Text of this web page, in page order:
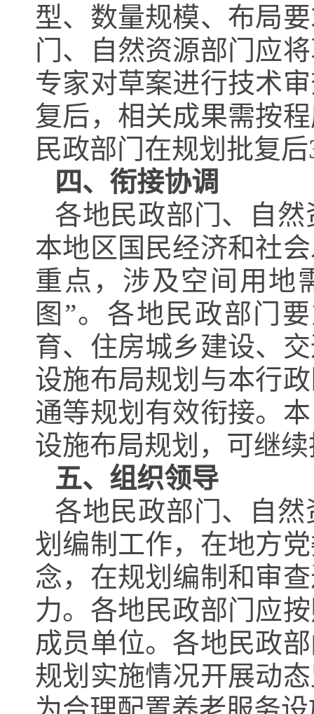
型、数量规模、布局
门、自然资源部门应
专家对草案进行技术
复后，相关成果需按
民政部门在规划批复后
四、衔接协调
各地民政部门、自
本地区国民经济和社
重点，涉及空间用地
图”。各地民政部门
育、住房城乡建设、
设施布局规划与本行
通等规划有效衔接。
设施布局规划，可继
五、组织领导
各地民政部门、自
划编制工作，在地方
念，在规划编制和审
力。各地民政部门应
成员单位。各地民政
规划实施情况开展动